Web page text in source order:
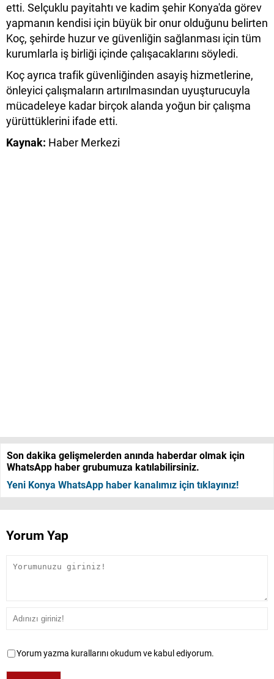
etti. Selçuklu payitahtı ve kadim şehir Konya'da görev
yapmanın kendisi için büyük bir onur olduğunu belirten
Koç, şehirde huzur ve güvenliğin sağlanması için tüm
kurumlarla iş birliği içinde çalışacaklarını söyledi.
Koç ayrıca trafik güvenliğinden asayiş hizmetlerine,
önleyici çalışmaların artırılmasından uyuşturucuyla
mücadeleye kadar birçok alanda yoğun bir çalışma
yürüttüklerini ifade etti.
Kaynak: Haber Merkezi
Son dakika gelişmelerden anında haberdar olmak için
WhatsApp haber grubumuza katılabilirsiniz.
Yeni Konya WhatsApp haber kanalımız için tıklayınız!
Yorum Yap
Yorum yazma kurallarını okudum ve kabul ediyorum.